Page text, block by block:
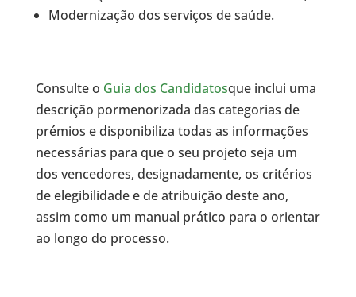
Modernização dos serviços de saúde.
Consulte o Guia dos Candidatosque inclui uma
descrição pormenorizada das categorias de
prémios e disponibiliza todas as informações
necessárias para que o seu projeto seja um
dos vencedores, designadamente, os critérios
de elegibilidade e de atribuição deste ano,
assim como um manual prático para o orientar
ao longo do processo.